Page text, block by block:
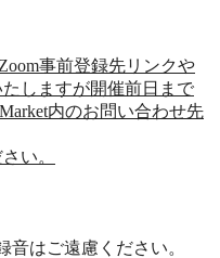
事前登録先リンクや
しますが開催前日まで
内のお問い合わせ先
い。
はご遠慮ください。